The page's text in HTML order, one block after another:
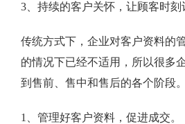
3、持续的客户关怀，让顾客时刻
传统方式下，企业对客户资料的
的情况下已经不适用，所以很多
到售前、售中和售后的各个阶段。
1、管理好客户资料，促进成交。